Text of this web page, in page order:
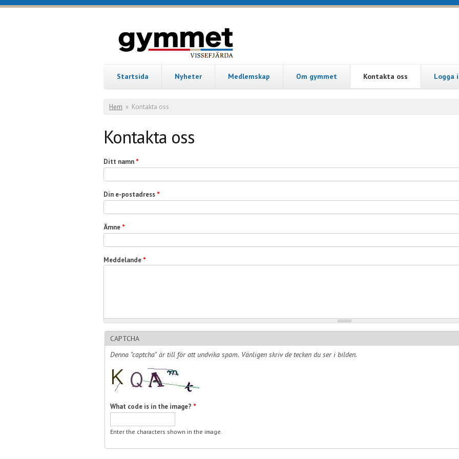
Hoppa till huvudinnehåll
gymmet
Gym i
Vissefjärda
Startsida Nyheter Medlemskap Om gymmet Kontakta oss Logga
Du är här
Hem » Kontakta oss
Kontakta oss
Ditt namn *
Din e-postadress *
Ämne *
Meddelande *
CAPTCHA
Denna "captcha" är till för att undvika spam. Vänligen skriv de tecken du ser i bilden.
What code is in the image? *
Enter the characters shown in the image.